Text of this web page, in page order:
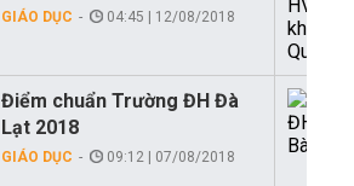
GIÁO DỤC 04:45 | 12/08/2018
Điểm chuẩn Trường ĐH Đà
Lạt 2018
GIÁO DỤC 09:12 | 07/08/2018